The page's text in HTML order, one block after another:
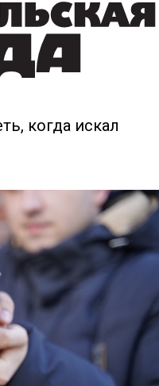
когда искал